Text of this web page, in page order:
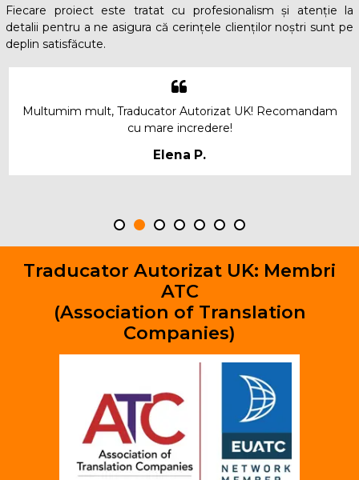
Fiecare proiect este tratat cu profesionalism și atenție la
detalii pentru a ne asigura că cerințele clienților noștri sunt pe
deplin satisfăcute.
Profesionalism si seriozitate! Recomand cu incredere
Traducator Autorizat UK!!
Veronica J.
Traducator Autorizat UK: Membri
ATC
(Association of Translation
Companies)